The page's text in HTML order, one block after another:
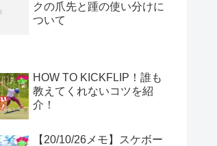
クの爪先と踵の使い分けに
ついて
HOW TO KICKFLIP！誰も
教えてくれないコツを紹
介！
【20/10/26メモ】スケボー